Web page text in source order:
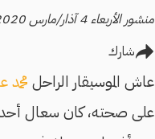
منشور الأربعاء 4 آذار/مارس 2020
شارك
عاش الموسيقار الراحل
على صحته، كان سعال